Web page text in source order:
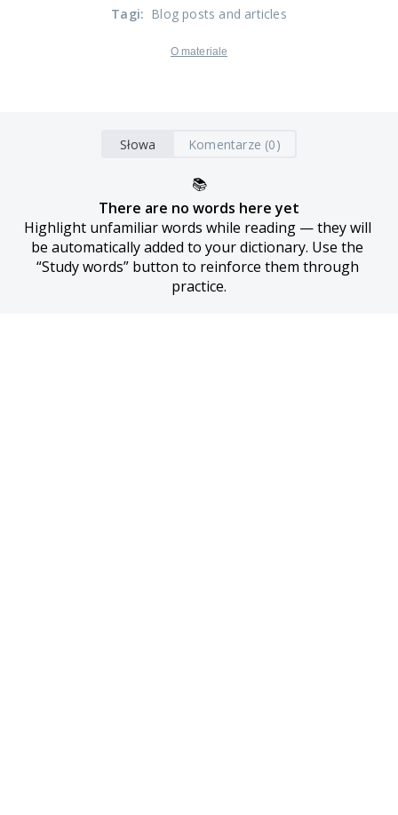
Tagi: Blog posts and articles
O materiale
Słowa Komentarze (0)
📚
There are no words here yet
Highlight unfamiliar words while reading — they will
be automatically added to your dictionary. Use the
“Study words” button to reinforce them through
practice.